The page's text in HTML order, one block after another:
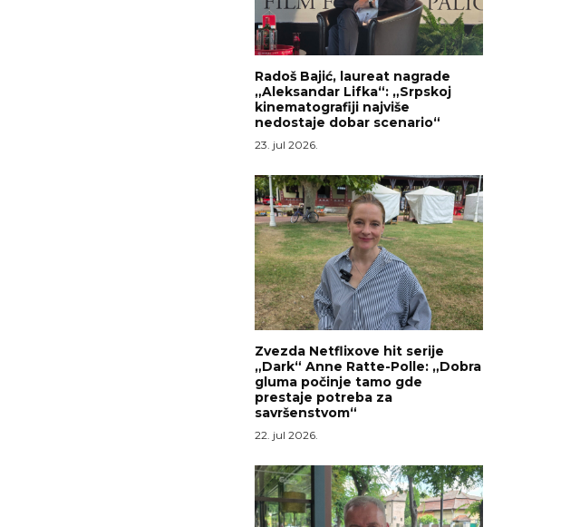
Radoš Bajić, laureat nagrade
„Aleksandar Lifka“: „Srpskoj
kinematografiji najviše
nedostaje dobar scenario“
23. jul 2026.
Zvezda Netflixove hit serije
„Dark“ Anne Ratte-Polle: „Dobra
gluma počinje tamo gde
prestaje potreba za
savršenstvom“
22. jul 2026.